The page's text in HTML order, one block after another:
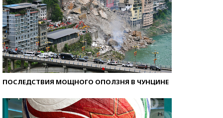
ПОСЛЕДСТВИЯ МОЩНОГО ОПОЛЗНЯ В ЧУНЦИНЕ